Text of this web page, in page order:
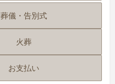
葬儀・告別式
火葬
お支払い